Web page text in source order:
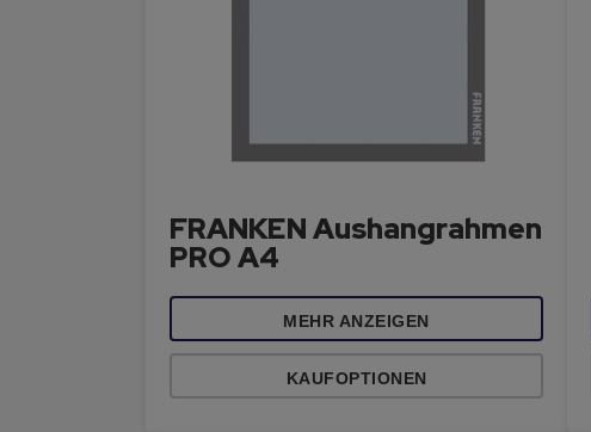
FRANKEN Aushangrahmen
PRO A4
MEHR ANZEIGEN
KAUFOPTIONEN